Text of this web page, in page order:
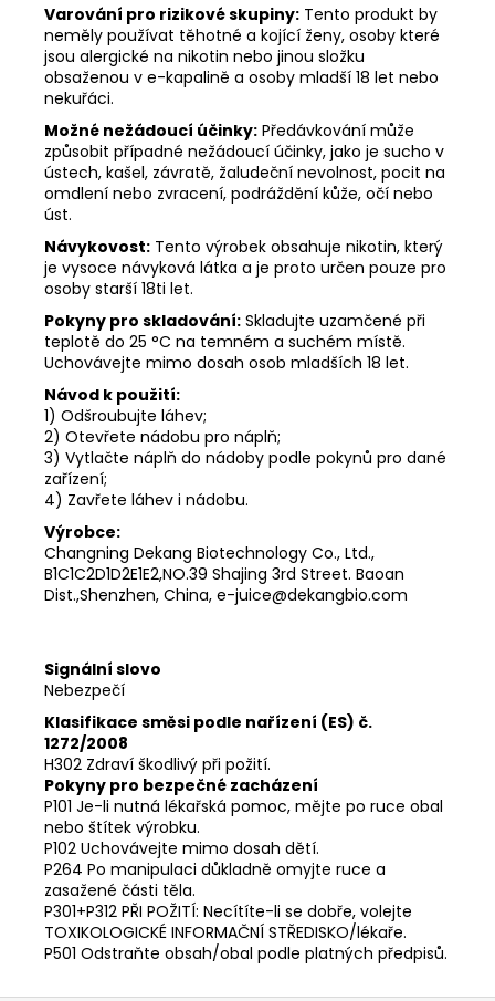
Varování pro rizikové skupiny: Tento produkt by
neměly používat těhotné a kojící ženy, osoby které
jsou alergické na nikotin nebo jinou složku
obsaženou v e-kapalině a osoby mladší 18 let nebo
nekuřáci.
Možné nežádoucí účinky: Předávkování může
způsobit případné nežádoucí účinky, jako je sucho v
ústech, kašel, závratě, žaludeční nevolnost, pocit na
omdlení nebo zvracení, podráždění kůže, očí nebo
úst.
Návykovost: Tento výrobek obsahuje nikotin, který
je vysoce návyková látka a je proto určen pouze pro
osoby starší 18ti let.
Pokyny pro skladování: Skladujte uzamčené při
teplotě do 25 °C na temném a suchém místě.
Uchovávejte mimo dosah osob mladších 18 let.
Návod k použití:
1) Odšroubujte láhev;
2) Otevřete nádobu pro náplň;
3) Vytlačte náplň do nádoby podle pokynů pro dané
zařízení;
4) Zavřete láhev i nádobu.
Výrobce:
Changning Dekang Biotechnology Co., Ltd.,
B1C1C2D1D2E1E2,NO.39 Shajing 3rd Street. Baoan
Dist.,Shenzhen, China, e-juice@dekangbio.com
Signální slovo
Nebezpečí
Klasifikace směsi podle nařízení (ES) č.
1272/2008
H302 Zdraví škodlivý při požití.
Pokyny pro bezpečné zacházení
P101 Je-li nutná lékařská pomoc, mějte po ruce obal
nebo štítek výrobku.
P102 Uchovávejte mimo dosah dětí.
P264 Po manipulaci důkladně omyjte ruce a
zasažené části těla.
P301+P312 PŘI POŽITÍ: Necítíte-li se dobře, volejte
TOXIKOLOGICKÉ INFORMAČNÍ STŘEDISKO/lékaře.
P501 Odstraňte obsah/obal podle platných předpisů.